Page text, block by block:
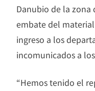
Danubio de la zona
embate del
ingreso a los
incomunicados a
“Hemos tenido el